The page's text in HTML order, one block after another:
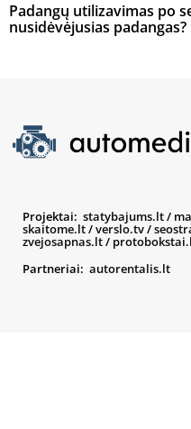
Padangų utilizavimas po
nusidėvėjusias padangas?
Projektai: statybajums.lt/
skaitome.lt/verslo.tv/
zvejosapnas.lt/
Partneriai: autorentalis.lt